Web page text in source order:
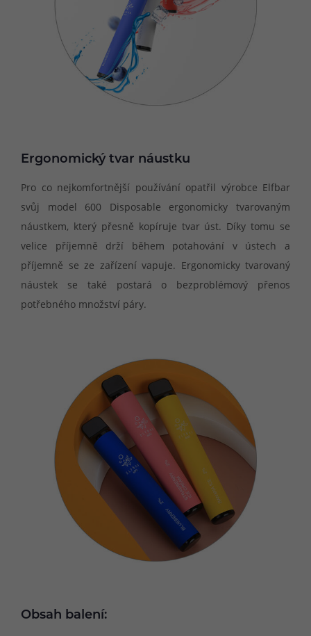
Ergonomický tvar náustku
Pro co nejkomfortnější používání opatřil výrobce Elfbar
svůj model 600 Disposable ergonomicky tvarovaným
náustkem, který přesně kopíruje tvar úst. Díky tomu se
velice příjemně drží během potahování v ústech a
příjemně se ze zařízení vapuje. Ergonomicky tvarovaný
náustek se také postará o bezproblémový přenos
potřebného množství páry.
Obsah balení: